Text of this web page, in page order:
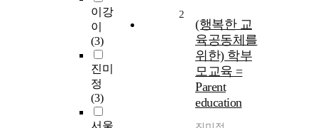
이강
이
(3)
진미
정
(3)
2
(행복한 교
육공동체를
위한) 학부
모교육 =
Parent
education